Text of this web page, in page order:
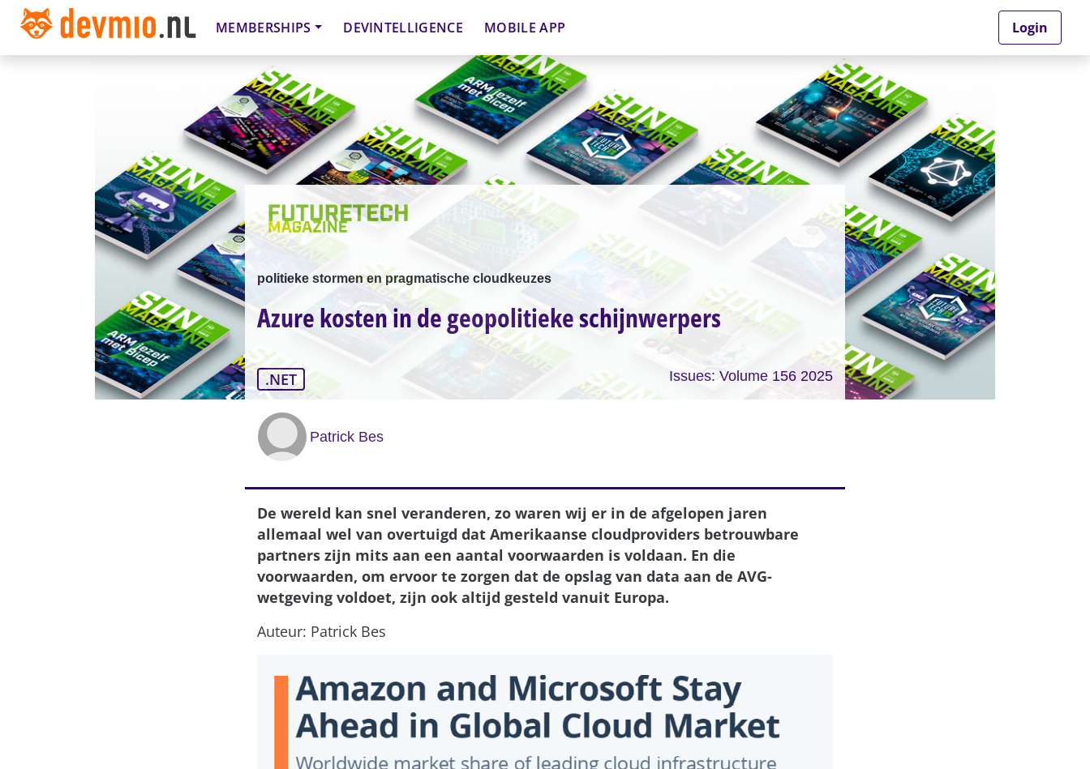
MEMBERSHIPS DEVINTELLIGENCE MOBILE APP Login
politieke stormen en pragmatische cloudkeuzes
Azure kosten in de geopolitieke schijnwerpers
.NET Issues: Volume 156 2025
Patrick Bes
De wereld kan snel veranderen, zo waren wij er in de afgelopen jaren
allemaal wel van overtuigd dat Amerikaanse cloudproviders betrouwbare
partners zijn mits aan een aantal voorwaarden is voldaan. En die
voorwaarden, om ervoor te zorgen dat de opslag van data aan de AVG-
wetgeving voldoet, zijn ook altijd gesteld vanuit Europa.
Auteur: Patrick Bes